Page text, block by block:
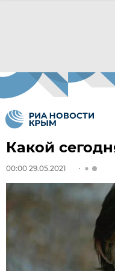
Какой
00:00 29.05.2021